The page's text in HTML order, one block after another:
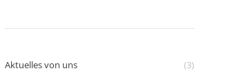
Aktuelles von uns
(3)